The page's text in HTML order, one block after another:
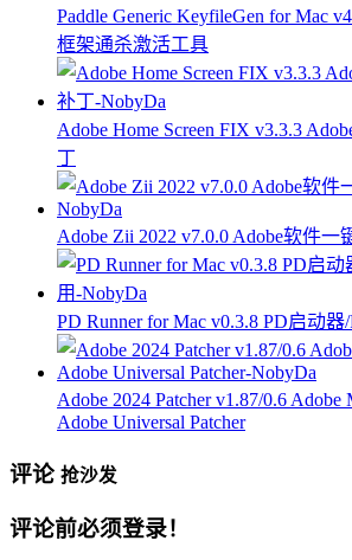
Paddle Generic KeyfileGen for Mac
框架通杀激活工具
Adobe Home Screen FIX v3.3.3
丁
Adobe Zii 2022 v7.0.0 Adobe软件一
PD Runner for Mac v0.3.8 PD启动
Adobe 2024 Patcher v1.87/0.6
Adobe Universal Patcher
评论 抢沙发
评论前必须登录！